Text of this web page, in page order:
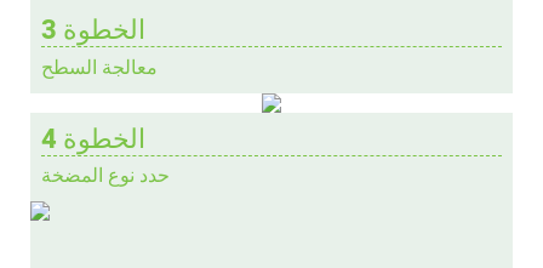
الخطوة 3
معالجة السطح
الخطوة 4
حدد نوع المضخة